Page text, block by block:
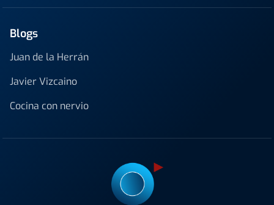
Blogs
Juan de la Herrán
Javier Vizcaino
Cocina con nervio